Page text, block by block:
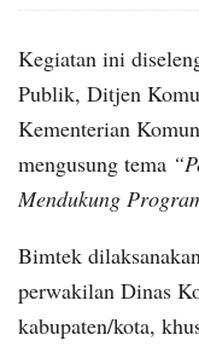
Kegiatan ini
Publik, Ditjen
Kementerian
mengusung tema
Mendukung
Bimtek
perwakilan Dinas
kabupaten/kota,